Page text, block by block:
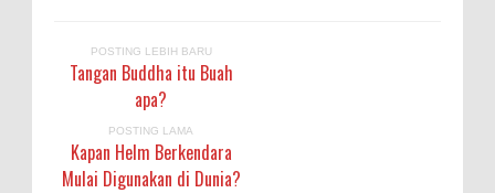
POSTING LEBIH BARU
Tangan Buddha itu Buah
apa?
POSTING LAMA
Kapan Helm Berkendara
Mulai Digunakan di Dunia?